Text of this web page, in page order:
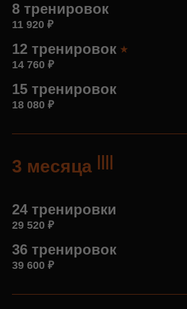
8 тренировок
11 920 ₽
12 тренировок ⭑
14 760 ₽
15 тренировок
18 080 ₽
3 месяца ||||
24 тренировки
29 520 ₽
36 тренировок
39 600 ₽